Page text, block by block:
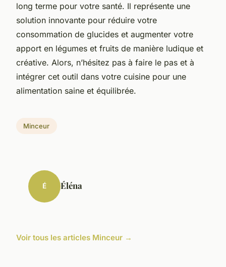
long terme pour votre santé. Il représente une
solution innovante pour réduire votre
consommation de glucides et augmenter votre
apport en légumes et fruits de manière ludique et
créative. Alors, n’hésitez pas à faire le pas et à
intégrer cet outil dans votre cuisine pour une
alimentation saine et équilibrée.
Minceur
É Éléna
Voir tous les articles Minceur →